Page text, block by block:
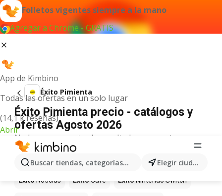
Folletos vigentes siempre a la mano
Agregar a Chrome - GRATIS
App de Kimbino
Todas las ofertas en un solo lugar
(14,1 k reseñas)
Abrir
Buscar tiendas, categorías, productos... Elegir ciudad
Éxito Pimienta
Éxito Pimienta precio - catálogos y
ofertas Agosto 2026
No hemos encontrado resultados para este
término.
Más productos en tiendas Éxito
Éxito Noticias Éxito Café Éxito Nintendo Switch